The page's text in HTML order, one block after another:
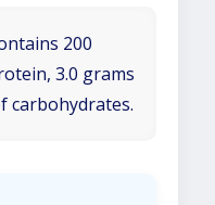
200
3.0 grams
carbohydrates.